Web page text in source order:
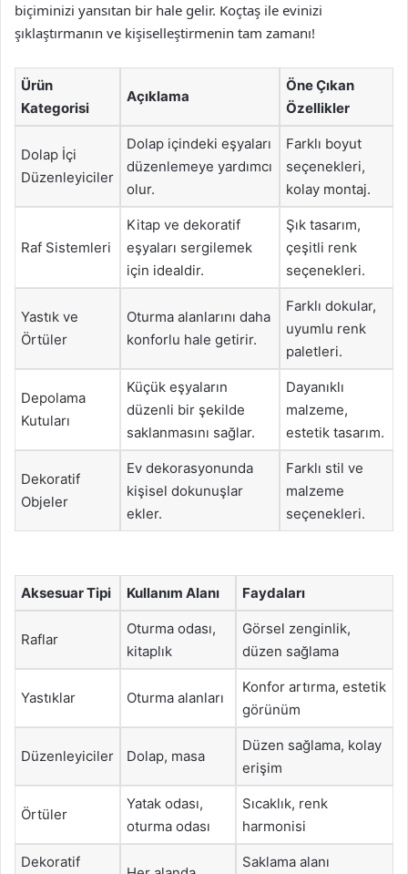
biçiminizi yansıtan bir hale gelir. Koçtaş ile evinizi
şıklaştırmanın ve kişiselleştirmenin tam zamanı!
Ürün
Kategorisi
Açıklama
Öne Çıkan
Özellikler
Dolap İçi
Düzenleyiciler
Dolap içindeki eşyaları
düzenlemeye yardımcı
olur.
Farklı boyut
seçenekleri,
kolay montaj.
Raf Sistemleri
Kitap ve dekoratif
eşyaları sergilemek
için idealdir.
Şık tasarım,
çeşitli renk
seçenekleri.
Yastık ve
Örtüler
Oturma alanlarını daha
konforlu hale getirir.
Farklı dokular,
uyumlu renk
paletleri.
Depolama
Kutuları
Küçük eşyaların
düzenli bir şekilde
saklanmasını sağlar.
Dayanıklı
malzeme,
estetik tasarım.
Dekoratif
Objeler
Ev dekorasyonunda
kişisel dokunuşlar
ekler.
Farklı stil ve
malzeme
seçenekleri.
Aksesuar Tipi Kullanım Alanı Faydaları
Raflar
Oturma odası,
kitaplık
Görsel zenginlik,
düzen sağlama
Yastıklar Oturma alanları
Konfor artırma, estetik
görünüm
Düzenleyiciler Dolap, masa
Düzen sağlama, kolay
erişim
Örtüler
Yatak odası,
oturma odası
Sıcaklık, renk
harmonisi
Dekoratif
Saklama alanı